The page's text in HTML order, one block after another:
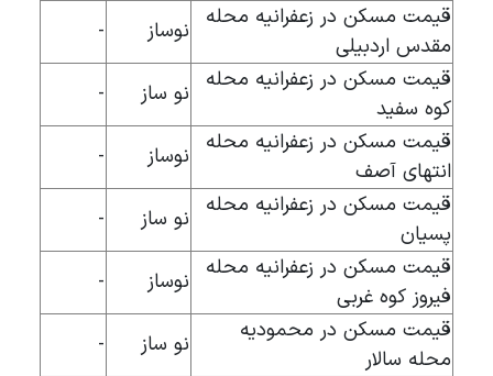
قیمت مسکن در زعفرانیه محله
مقدس اردبیلی
نوساز
-
قیمت مسکن در زعفرانیه محله
کوه سفید
نو ساز
-
قیمت مسکن در زعفرانیه محله
انتهای آصف
نوساز
-
قیمت مسکن در زعفرانیه محله
پسیان
نو ساز
-
قیمت مسکن در زعفرانیه محله
فیروز کوه غربی
نوساز
-
قیمت مسکن در محمودیه
محله سالار
نو ساز
-